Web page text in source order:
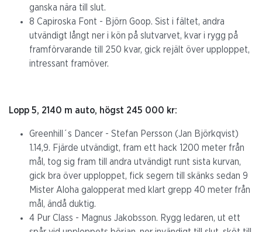
ganska nära till slut.
8 Capiroska Font - Björn Goop. Sist i fältet, andra
utvändigt långt ner i kön på slutvarvet, kvar i rygg på
framförvarande till 250 kvar, gick rejält över upploppet,
intressant framöver.
Lopp 5, 2140 m auto, högst 245 000 kr:
Greenhill´s Dancer - Stefan Persson (Jan Björkqvist)
1.14,9. Fjärde utvändigt, fram ett hack 1200 meter från
mål, tog sig fram till andra utvändigt runt sista kurvan,
gick bra över upploppet, fick segern till skänks sedan 9
Mister Aloha galopperat med klart grepp 40 meter från
mål, ändå duktig.
4 Pur Class - Magnus Jakobsson. Rygg ledaren, ut ett